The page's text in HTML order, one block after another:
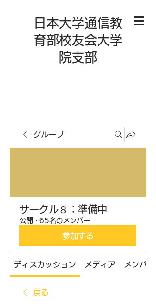
日本大学通信教
育部校友会大学
院支部
グループ
サークル８：準備中
公開 · 65名のメンバー
参加する
ディスカッション メディア メンバー
戻る